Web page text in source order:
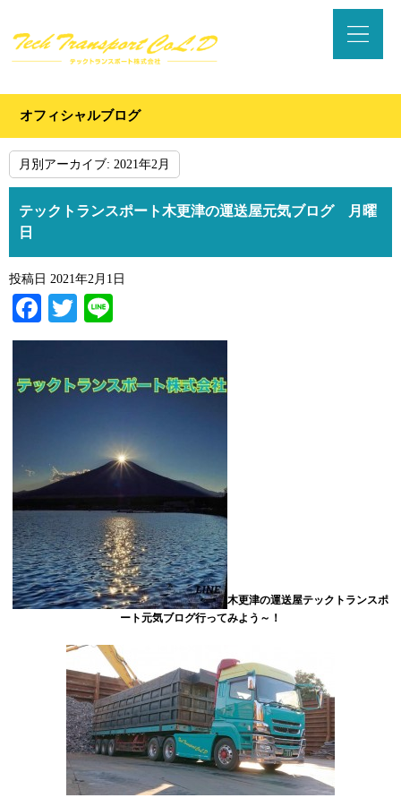
オフィシャルブログ
月別アーカイブ: 2021年2月
テックトランスポート木更津の運送屋元気ブログ 月曜
日
投稿日 2021年2月1日
Facebook
Twitter
木更津の運送屋テックトランスポ
ート元気ブログ行ってみよう～！